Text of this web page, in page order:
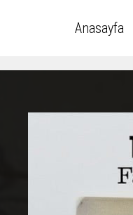
Anasayfa